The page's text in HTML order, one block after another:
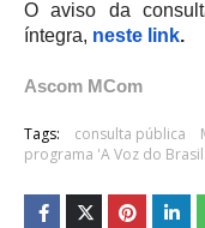
O aviso da
íntegra, neste link.
Ascom MCom
Tags: consulta pública
programa 'A Voz do Brasil'